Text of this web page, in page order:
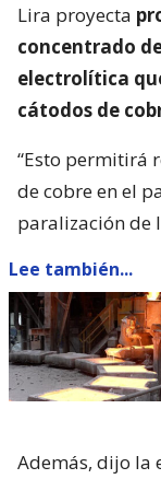
Lira proyecta
concentrado
electrolítica
cátodos de
“Esto permitirá
de cobre en el
paralización de
Lee también...
Además, dijo la